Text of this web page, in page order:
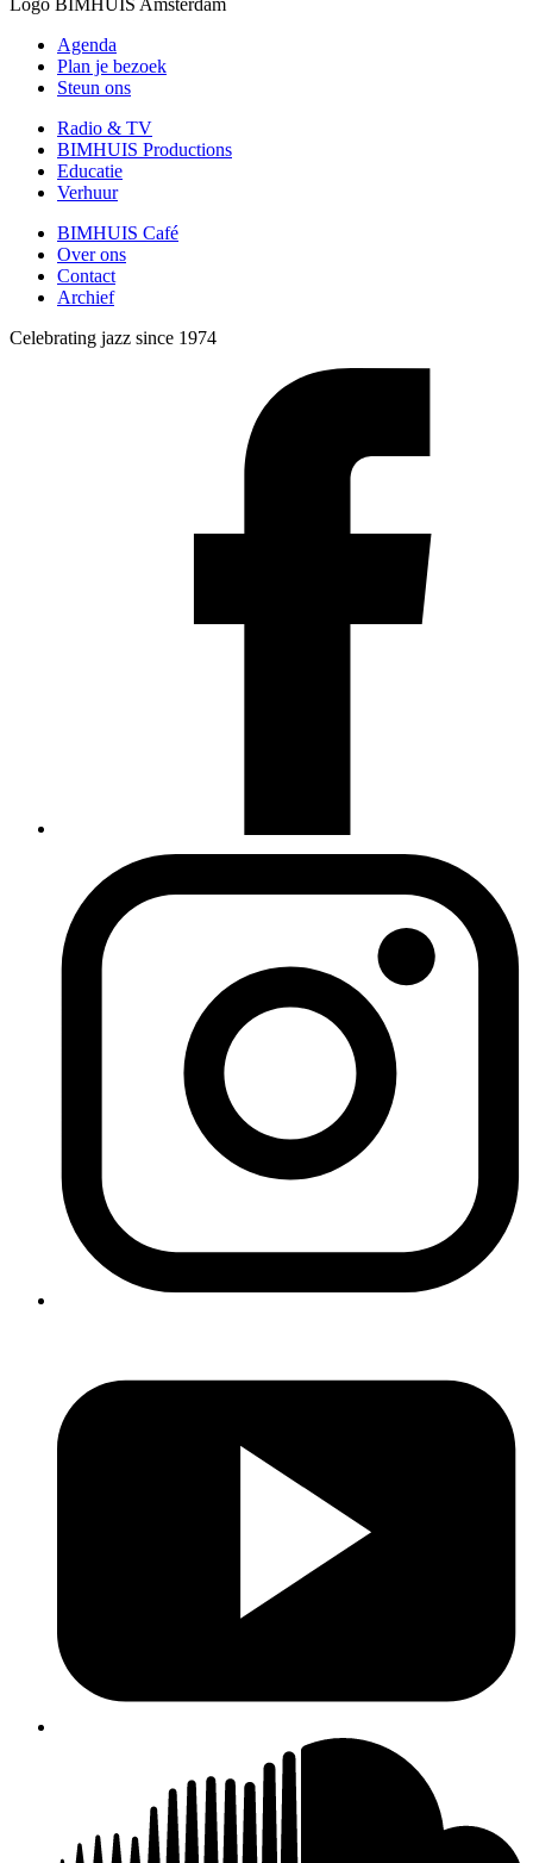
Logo BIMHUIS Amsterdam
Agenda
Plan je bezoek
Steun ons
Radio & TV
BIMHUIS Productions
Educatie
Verhuur
BIMHUIS Café
Over ons
Contact
Archief
Celebrating jazz since 1974